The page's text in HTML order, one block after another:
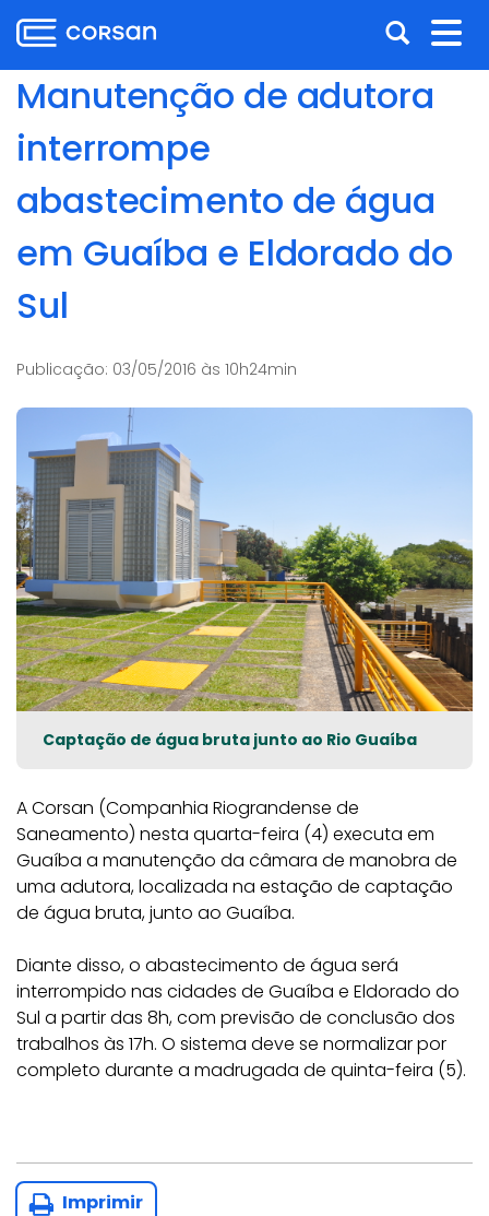
para
o
conteúdo
para
menu
para
busca
para
o
conteúdo
Abrir
a
busca
Manutenção de adutora
interrompe
abastecimento de água
em Guaíba e Eldorado do
Sul
Publicação: 03/05/2016 às 10h24min
Captação de água bruta junto ao Rio Guaíba
A Corsan (Companhia Riograndense de
Saneamento) nesta quarta-feira (4) executa em
Guaíba a manutenção da câmara de manobra de
uma adutora, localizada na estação de captação
de água bruta, junto ao Guaíba.
Diante disso, o abastecimento de água será
interrompido nas cidades de Guaíba e Eldorado do
Sul a partir das 8h, com previsão de conclusão dos
trabalhos às 17h. O sistema deve se normalizar por
completo durante a madrugada de quinta-feira (5).
Imprimir